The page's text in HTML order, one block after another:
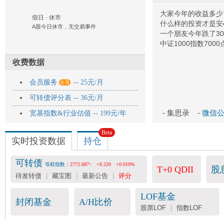
假日 · 休市
A股今日休市，无交易事件
收费数据
会员服务  -- 25元/月
可转债评分表 -- 36元/月
宽基指数&行业估值 -- 199元/年
大家今年的收益多
什么样的投资才是
一个朋友今年跌了
中证1000指数7000
- 集思录 - 微信
实时投资数据 持仓
Beta
可转债 等权指数： 2772.687↑ +0.220 +0.010%
待发转债 藏宝图 最新公告 评分
T+0 QDII 股
封闭基金 A/H比价
LOF基金
股票LOF | 指数LOF